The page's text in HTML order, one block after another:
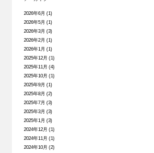
2026年6月 (1)
2026年5月 (1)
2026年3月 (3)
2026年2月 (1)
2026年1月 (1)
2025年12月 (1)
2025年11月 (4)
2025年10月 (1)
2025年9月 (1)
2025年8月 (2)
2025年7月 (3)
2025年3月 (3)
2025年1月 (3)
2024年12月 (1)
2024年11月 (1)
2024年10月 (2)